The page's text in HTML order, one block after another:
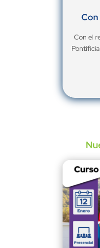
Con
Con el